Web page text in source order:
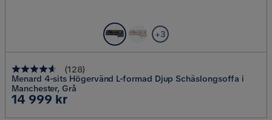
+3
(128)
Menard 4-sits Högervänd L-formad Djup Schäslongsoffa i
Manchester, Grå
Pris
14 999 kr